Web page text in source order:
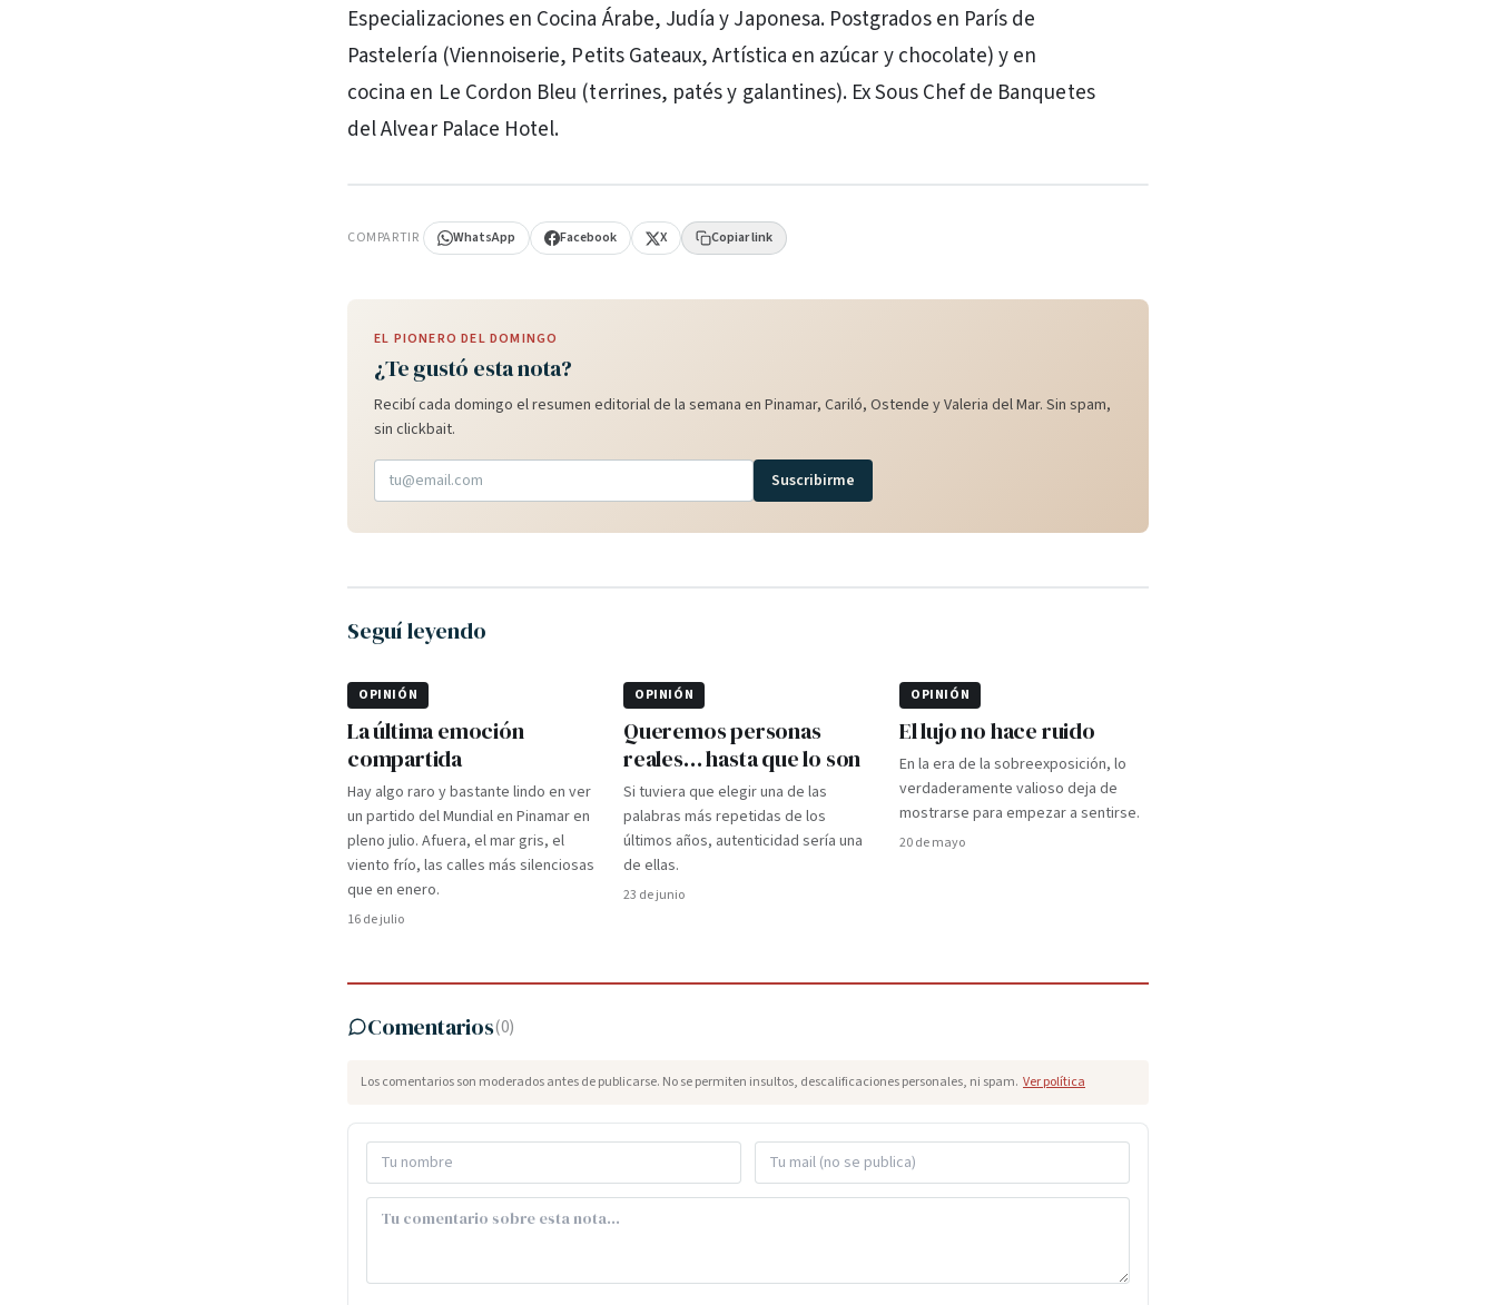
Especializaciones en Cocina Árabe, Judía y Japonesa. Postgrados en París de
Pastelería (Viennoiserie, Petits Gateaux, Artística en azúcar y chocolate) y en
cocina en Le Cordon Bleu (terrines, patés y galantines). Ex Sous Chef de Banquetes
del Alvear Palace Hotel.
COMPARTIR WhatsApp Facebook X Copiar link
EL PIONERO DEL DOMINGO
¿Te gustó esta nota?
Recibí cada domingo el resumen editorial de la semana en Pinamar, Cariló, Ostende y Valeria del Mar. Sin spam,
sin clickbait.
Suscribirme
Seguí leyendo
OPINIÓN
La última emoción
compartida
Hay algo raro y bastante lindo en ver
un partido del Mundial en Pinamar en
pleno julio. Afuera, el mar gris, el
viento frío, las calles más silenciosas
que en enero.
16 de julio
OPINIÓN
Queremos personas
reales… hasta que lo son
Si tuviera que elegir una de las
palabras más repetidas de los
últimos años, autenticidad sería una
de ellas.
23 de junio
OPINIÓN
El lujo no hace ruido
En la era de la sobreexposición, lo
verdaderamente valioso deja de
mostrarse para empezar a sentirse.
20 de mayo
Comentarios(0)
Los comentarios son moderados antes de publicarse. No se permiten insultos, descalificaciones personales, ni spam. Ver política